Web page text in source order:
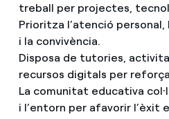
treball per projectes,
Prioritza l’atenció
i la convivència.
Disposa de tutories,
recursos digitals per
La comunitat educativa
i l’entorn per afavorir l’èxit